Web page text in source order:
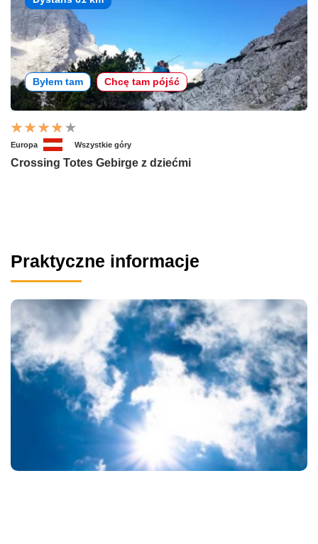
Byłem tam Chcę tam pójść
Europa Wszystkie góry
Crossing Totes Gebirge z dziećmi
Praktyczne informacje